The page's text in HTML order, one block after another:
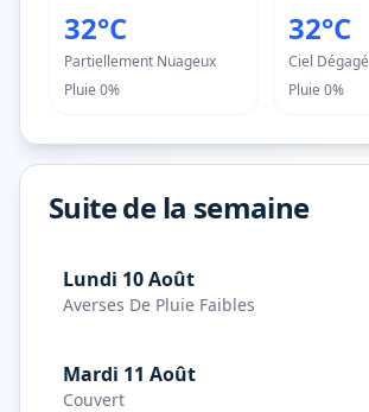
32°C
Partiellement Nuageux
Pluie 0%
32°C
Ciel Dégagé
Pluie 0%
Suite de la semaine
Lundi 10 Août
Averses De Pluie Faibles
Mardi 11 Août
Couvert